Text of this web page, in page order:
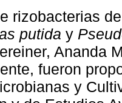
rizobacterias
putida y
Ananda
fueron
y